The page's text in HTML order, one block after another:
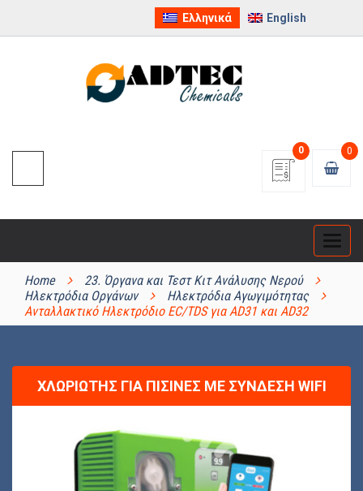
Ελληνικά English
0
0
Home
23. Όργανα και Τεστ Κιτ Ανάλυσης Νερού
Ηλεκτρόδια Οργάνων
Ηλεκτρόδια Αγωγιμότητας
Ανταλλακτικό Ηλεκτρόδιο EC/TDS για AD31 και AD32
ΧΛΩΡΙΩΤΉΣ ΓΙΑ ΠΙΣΊΝΕΣ ΜΕ ΣΎΝΔΕΣΗ WIFI